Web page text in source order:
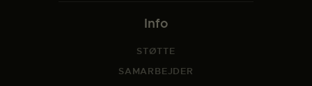
Info
STØTTE
SAMARBEJDER